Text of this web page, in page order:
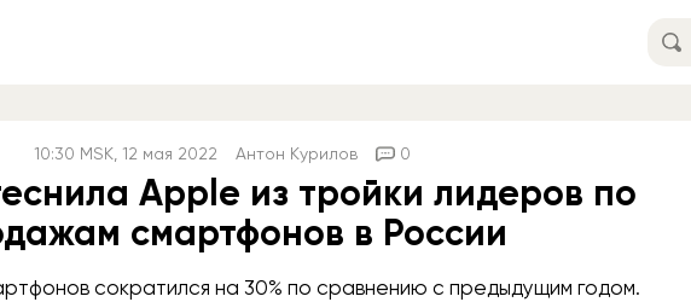
10:30 MSK , 12 мая 2022 Антон Курилов 0
Apple из тройки лидеров по
смартфонов в России
сократился на 30% по сравнению с предыдущим годом.